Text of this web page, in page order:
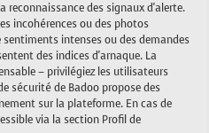
reconnaissance des signaux d'alerte.
incohérences ou des photos
intenses ou des demandes
des indices d'arnaque. La
– privilégiez les utilisateurs
sécurité de Badoo propose des
sur la plateforme. En cas de
via la section Profil de